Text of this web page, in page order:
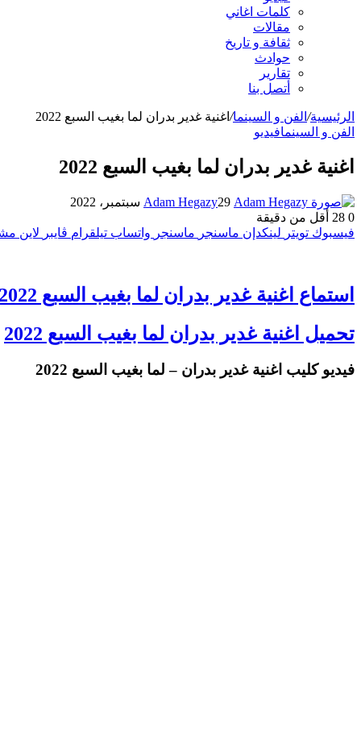
كلمات اغاني
مقالات
ثقافة و تاريخ
حوادث
تقارير
أتصل بنا
الرئيسية/ الفن و السينما/ اغنية غدير بدران لما بغيب السبع 2022
الفن و السينمافيديو
اغنية غدير بدران لما بغيب السبع 2022
Adam Hegazy29 سبتمبر، 2022
0
أقل من دقيقة
فيسبوك تويتر لينكدإن ماسنجر ماسنجر واتساب تيلقرام ڤايبر لاين
استماع اغنية غدير بدران لما بغيب السبع 2022
تحميل اغنية غدير بدران لما بغيب السبع 2022
فيديو كليب اغنية غدير بدران – لما بغيب السبع 2022